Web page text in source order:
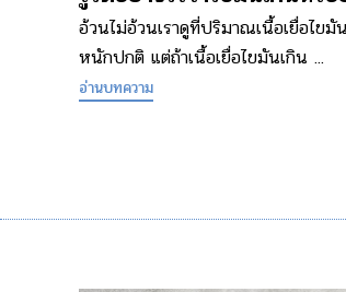
อ้วนไม่อ้วนเราดูที่ปริมาณเนื้อเยื่อไข
หนักปกติ แต่ถ้าเนื้อเยื่อไขมันเกิน ...
อ่านบทความ